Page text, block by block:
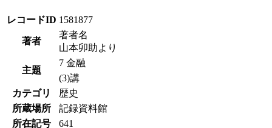
レコードID 1581877
著者
著者名
山本卯助より
主題
7 金融
(3)講
カテゴリ
歴史
所蔵場所
記録資料館
所在記号
641